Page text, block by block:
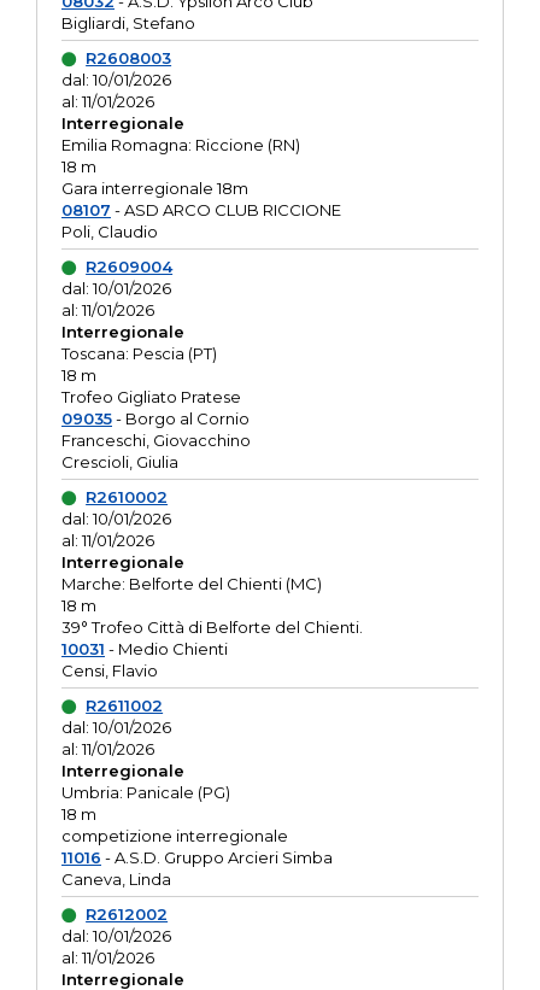
Bigliardi, Stefano
R2608003
dal: 10/01/2026
al: 11/01/2026
Interregionale
Emilia Romagna: Riccione (RN)
18 m
Gara interregionale 18m
08107 - ASD ARCO CLUB RICCIONE
Poli, Claudio
R2609004
dal: 10/01/2026
al: 11/01/2026
Interregionale
Toscana: Pescia (PT)
18 m
Trofeo Gigliato Pratese
09035- Borgo al Cornio
Franceschi, Giovacchino
Crescioli, Giulia
R2610002
dal: 10/01/2026
al: 11/01/2026
Interregionale
Marche: Belforte del Chienti (MC)
18 m
39° Trofeo Città di Belforte del Chienti.
10031 - Medio Chienti
Censi, Flavio
R2611002
dal: 10/01/2026
al: 11/01/2026
Interregionale
Umbria: Panicale (PG)
18 m
competizione interregionale
11016 - A.S.D. Gruppo Arcieri Simba
Caneva, Linda
R2612002
dal: 10/01/2026
al: 11/01/2026
Interregionale